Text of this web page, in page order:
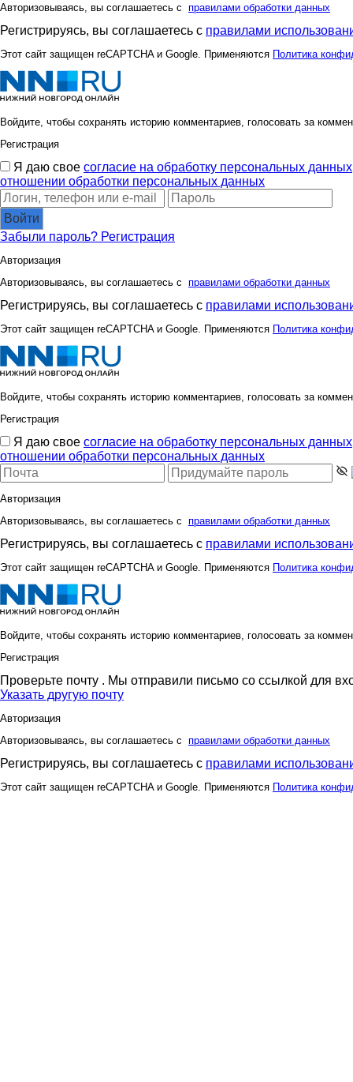
Авторизовываясь, вы соглашаетесь с правилами обработки данных
Регистрируясь, вы соглашаетесь с правилами
Этот сайт защищен reCAPTCHA и Google. Применяются Политика
Войдите, чтобы сохранять историю комментариев, голосовать за
Регистрация
Я даю свое согласие на обработку персональных данных
отношении обработки персональных данных
Войти
Забыли пароль? Регистрация
Авторизация
Авторизовываясь, вы соглашаетесь с правилами обработки данных
Регистрируясь, вы соглашаетесь с правилами
Этот сайт защищен reCAPTCHA и Google. Применяются Политика
Войдите, чтобы сохранять историю комментариев, голосовать за
Регистрация
Я даю свое согласие на обработку персональных данных
отношении обработки персональных данных
Авторизация
Авторизовываясь, вы соглашаетесь с правилами обработки данных
Регистрируясь, вы соглашаетесь с правилами
Этот сайт защищен reCAPTCHA и Google. Применяются Политика
Войдите, чтобы сохранять историю комментариев, голосовать за
Регистрация
Проверьте почту . Мы отправили письмо со ссылкой для
Указать другую почту
Авторизация
Авторизовываясь, вы соглашаетесь с правилами обработки данных
Регистрируясь, вы соглашаетесь с правилами
Этот сайт защищен reCAPTCHA и Google. Применяются Политика